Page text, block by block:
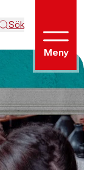
Sök
Meny